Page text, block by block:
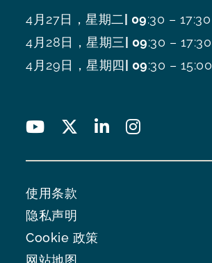
4月27日，星期二| 09:30 – 17:30
4月28日，星期三| 09:30 – 17:30
4月29日，星期四| 09:30 – 15:00
使用条款
隐私声明
Cookie 政策
网站地图